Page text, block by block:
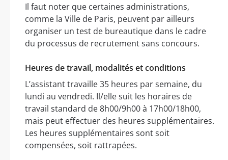
Il faut noter que certaines administrations,
comme la Ville de Paris, peuvent par ailleurs
organiser un test de bureautique dans le cadre
du processus de recrutement sans concours.
Heures de travail, modalités et conditions
L’assistant travaille 35 heures par semaine, du
lundi au vendredi. Il/elle suit les horaires de
travail standard de 8h00/9h00 à 17h00/18h00,
mais peut effectuer des heures supplémentaires.
Les heures supplémentaires sont soit
compensées, soit rattrapées.